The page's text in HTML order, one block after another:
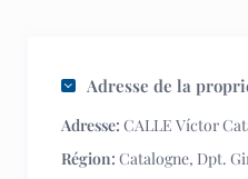
Adresse de la
Adresse: CALLE Víctor
Région: Catalogne, Dpt.